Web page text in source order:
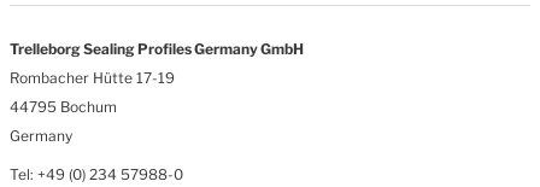
Trelleborg Sealing Profiles Germany GmbH
Rombacher Hütte 17-19
44795 Bochum
Germany
Tel: +49 (0) 234 57988-0